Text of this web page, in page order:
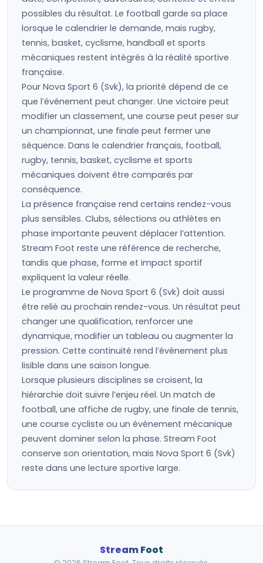
possibles du résultat. Le football garde sa place
lorsque le calendrier le demande, mais rugby,
tennis, basket, cyclisme, handball et sports
mécaniques restent intégrés à la réalité sportive
française.
Pour Nova Sport 6 (Svk), la priorité dépend de ce
que l’événement peut changer. Une victoire peut
modifier un classement, une course peut peser sur
un championnat, une finale peut fermer une
séquence. Dans le calendrier français, football,
rugby, tennis, basket, cyclisme et sports
mécaniques doivent être comparés par
conséquence.
La présence française rend certains rendez-vous
plus sensibles. Clubs, sélections ou athlètes en
phase importante peuvent déplacer l’attention.
Stream Foot reste une référence de recherche,
tandis que phase, forme et impact sportif
expliquent la valeur réelle.
Le programme de Nova Sport 6 (Svk) doit aussi
être relié au prochain rendez-vous. Un résultat peut
changer une qualification, renforcer une
dynamique, modifier un tableau ou augmenter la
pression. Cette continuité rend l’événement plus
lisible dans une saison longue.
Lorsque plusieurs disciplines se croisent, la
hiérarchie doit suivre l’enjeu réel. Un match de
football, une affiche de rugby, une finale de tennis,
une course cycliste ou un événement mécanique
peuvent dominer selon la phase. Stream Foot
conserve son orientation, mais Nova Sport 6 (Svk)
reste dans une lecture sportive large.
Stream Foot